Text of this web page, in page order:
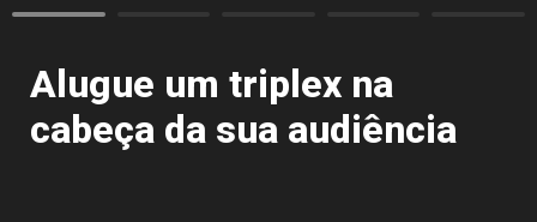
Alugue um triplex na
cabeça da sua audiência